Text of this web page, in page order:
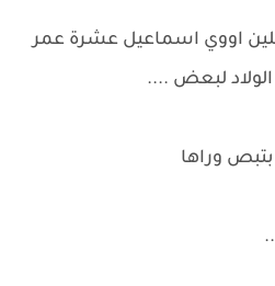
اووي اسماعيل عشرة عمر
لبعض ....
وراها